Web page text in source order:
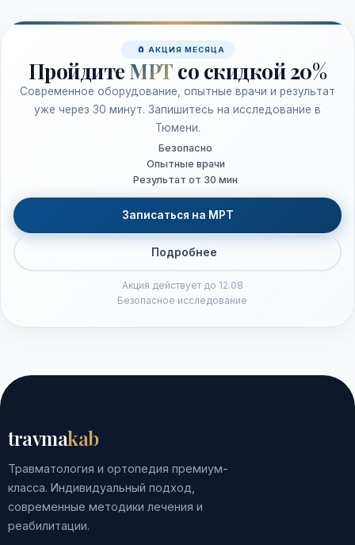
🧲 АКЦИЯ МЕСЯЦА
Пройдите МРТ со скидкой 20%
Современное оборудование, опытные врачи и результат
уже через 30 минут. Запишитесь на исследование в
Тюмени.
Безопасно
Опытные врачи
Результат от 30 мин
Записаться на МРТ
Подробнее
Акция действует до 12.08
Безопасное исследование
travmakab
Травматология и ортопедия премиум-
класса. Индивидуальный подход,
современные методики лечения и
реабилитации.